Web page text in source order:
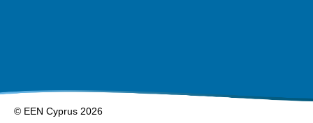
© EEN Cyprus 2026